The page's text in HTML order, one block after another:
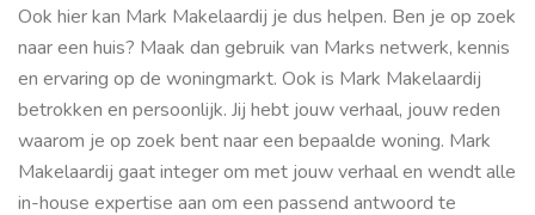
Ook hier kan Mark Makelaardij je dus helpen. Ben je op zoek
naar een huis? Maak dan gebruik van Marks netwerk, kennis
en ervaring op de woningmarkt. Ook is Mark Makelaardij
betrokken en persoonlijk. Jij hebt jouw verhaal, jouw reden
waarom je op zoek bent naar een bepaalde woning. Mark
Makelaardij gaat integer om met jouw verhaal en wendt alle
in-house expertise aan om een passend antwoord te